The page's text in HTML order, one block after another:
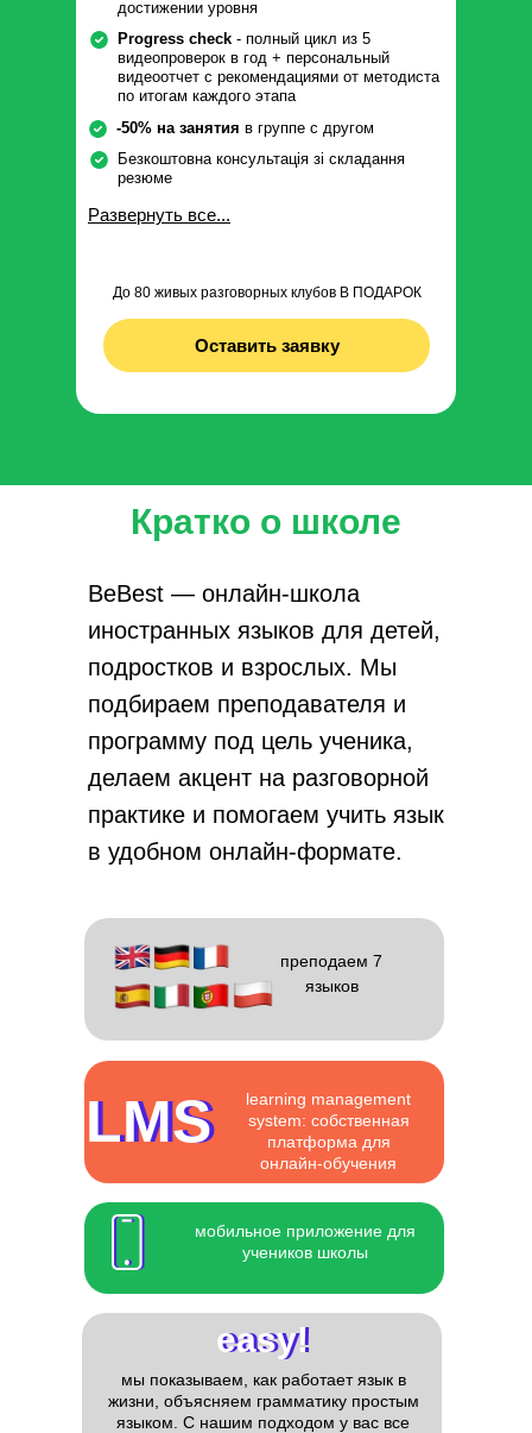
Progress check - полный цикл из 5
видеопроверок в год + персональный
видеоотчет с рекомендациями от методиста
по итогам каждого этапа
достижении уровня
Развернуть все...
Оставить заявку
До 80 живых разговорных клубов В ПОДАРОК
-50% на занятия в группе с другом
Безкоштовна консультація зі складання
резюме
Кратко о школе
преподаем 7
языков
LMS
LMS
learning management
system: собственная
платформа для
онлайн-обучения
мы показываем, как работает язык в
жизни, объясняем грамматику простым
языком. С нашим подходом у вас все
easy!
easy!
мобильное приложение для
учеников школы
BeBest — онлайн-школа
иностранных языков для детей,
подростков и взрослых. Мы
подбираем преподавателя и
программу под цель ученика,
делаем акцент на разговорной
практике и помогаем учить язык
в удобном онлайн-формате.